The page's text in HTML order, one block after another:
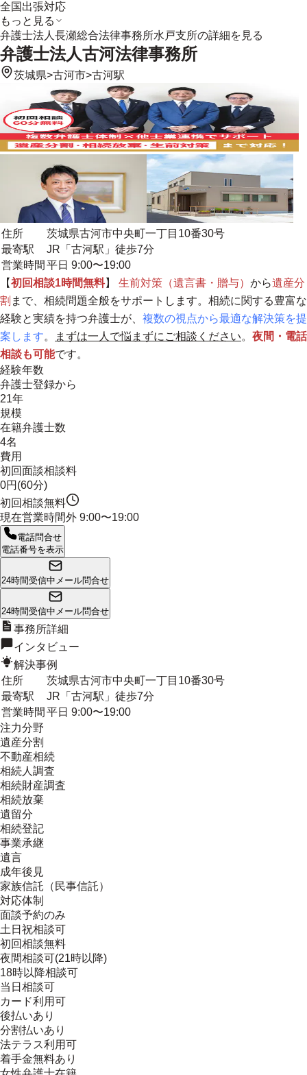
全国出張対応
もっと見る
弁護士法人長瀬総合法律事務所水戸支所の詳細を見る
弁護士法人古河法律事務所
茨城県>古河市>古河駅
住所
茨城県古河市中央町一丁目10番30号
最寄駅
JR「古河駅」徒歩7分
営業時間 平日 9:00〜19:00
【初回相談1時間無料】 生前対策（遺言書・贈与） から遺産分
割 まで、相続問題全般をサポートします。相続に関する豊富な
経験と実績を持つ弁護士が、 複数の視点から最適な解決策を提
案します。 まずは一人で悩まずにご相談ください。 夜間・電話
相談も可能です。
経験年数
弁護士登録から
21年
規模
在籍弁護士数
4名
費用
初回面談相談料
0円(60分)
初回相談無料
現在営業時間外 9:00〜19:00
電話問合せ
電話番号を表示
24時間受信中 メール問合せ
24時間受信中 メール問合せ
事務所詳細
インタビュー
解決事例
住所
茨城県古河市中央町一丁目10番30号
最寄駅
JR「古河駅」徒歩7分
営業時間 平日 9:00〜19:00
注力分野
遺産分割
不動産相続
相続人調査
相続財産調査
相続放棄
遺留分
相続登記
事業承継
遺言
成年後見
家族信託（民事信託）
対応体制
面談予約のみ
土日祝相談可
初回相談無料
夜間相談可(21時以降)
18時以降相談可
当日相談可
カード利用可
後払いあり
分割払いあり
法テラス利用可
着手金無料あり